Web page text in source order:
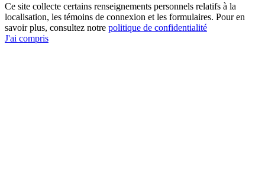
Ce site collecte certains renseignements personnels relatifs à la
localisation, les témoins de connexion et les formulaires. Pour en
savoir plus, consultez notre politique de confidentialité
J'ai compris